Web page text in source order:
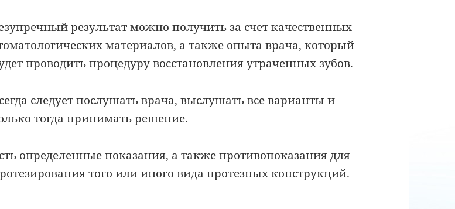
результат можно получить за счет качественных
материалов, а также опыта врача, который
проводить процедуру восстановления утраченных зубов.
следует послушать врача, выслушать все варианты и
тогда принимать решение.
определенные показания, а также противопоказания для
того или иного вида протезных конструкций.